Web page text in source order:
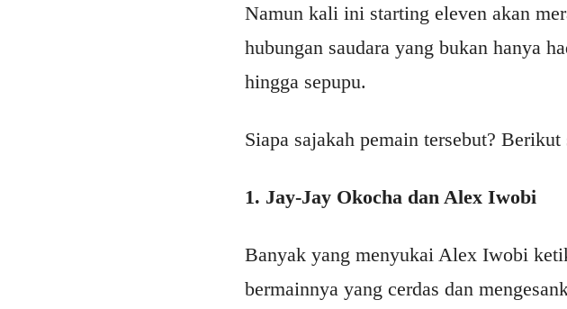
Namun kali ini starting eleven akan
hubungan saudara yang bukan hanya
hingga sepupu.
Siapa sajakah pemain tersebut?
1. Jay-Jay Okocha dan Alex Iwobi
Banyak yang menyukai Alex Iwobi
bermainnya yang cerdas dan